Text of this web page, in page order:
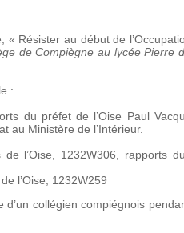
« Résister au début de
de Compiègne au lycée Pierre
:
du préfet de l’Oise Paul
au Ministère de l’Intérieur.
de l’Oise, 1232W306, rapports
l’Oise, 1232W259
d’un collégien compiégnois